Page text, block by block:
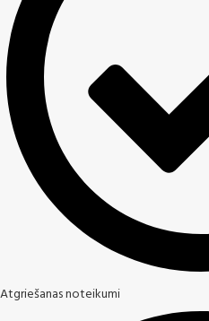
Atgriešanas noteikumi